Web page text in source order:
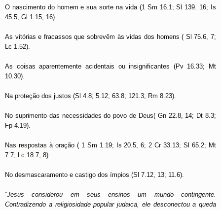
O nascimento do homem e sua sorte na vida (1 Sm 16.1; Sl 139. 16; Is
45.5; Gl 1.15, 16).
As vitórias e fracassos que sobrevêm às vidas dos homens ( Sl 75.6, 7;
Lc 1.52).
As coisas aparentemente acidentais ou insignificantes (Pv 16.33; Mt
10.30).
Na proteção dos justos (Sl 4.8; 5.12; 63.8; 121.3; Rm 8.23).
No suprimento das necessidades do povo de Deus( Gn 22.8, 14; Dt 8.3;
Fp 4.19).
Nas respostas à oração ( 1 Sm 1.19; Is 20.5, 6; 2 Cr 33.13; Sl 65.2; Mt
7.7; Lc 18.7, 8).
No desmascaramento e castigo dos ímpios (Sl 7.12, 13; 11.6).
“Jesus considerou em seus ensinos um mundo contingente.
Contradizendo a religiosidade popular judaica, ele desconectou a queda